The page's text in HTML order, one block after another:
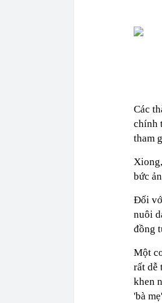
Các
chính
tham
bức
Đối
nuôi
đồng
Một
rất dễ
khen
'bà